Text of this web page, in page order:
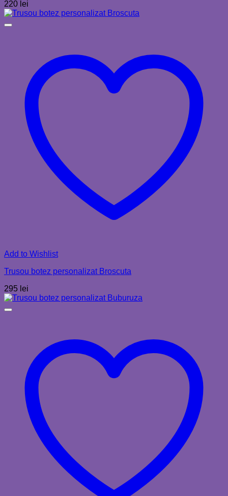
220 lei
Add to Wishlist
Trusou botez personalizat Broscuta
295 lei